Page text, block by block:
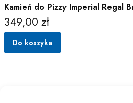
Kamień do Pizzy Imperial Regal
Cena
349,00 zł
Do koszyka